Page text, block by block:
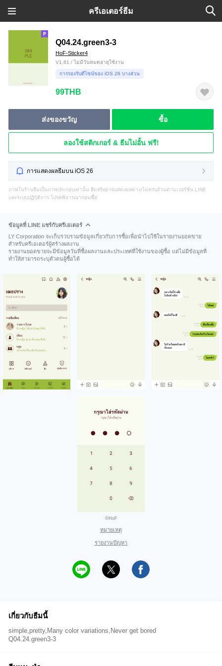
ครีเอเตอร์ธีม
Q04.24.green3-3
HoF-Sticker4
V1.61 / ไม่มีวันหมดอายุใช้งาน
การรองรับดีไซน์ของ iOS 26 บางส่วน
99THB
ส่งของขวัญ ซื้อ
ลองใช้สติกเกอร์ & ธีมไม่อั้น ฟรี!
การแสดงผลธีมบน iOS 26
ภาพในร้านธีมเป็นภาพประกอบเท่านั้น ธีมจริงอาจแสดงผลต่าง/ไม่ครบถ้วนตามเวอร์ชัน LINE
และระบบปฏิบัติการ โปรดพิจารณาก่อนซื้อ
ข้อมูลที่ LINE แชร์กับครีเอเตอร์
LY Corporation จะเก็บรวบรวมข้อมูลเกี่ยวกับการซื้อเพื่อนำไปใช้ในรายงานยอดขาย
สำหรับครีเอเตอร์ผู้สร้างผลงาน
รายงานยอดขายจะมีข้อมูลวันที่ซื้อผลงานและประเทศที่ใช้งานของผู้ซื้อ แต่ไม่มีข้อมูลที่
ทำให้สามารถระบุตัวตนผู้ซื้อได้
©HoF
หมายเหตุ
รายงานปัญหา
เกี่ยวกับธีมนี้
simple,pretty,Many color variations,Never get bored
Q04.24.green3-3